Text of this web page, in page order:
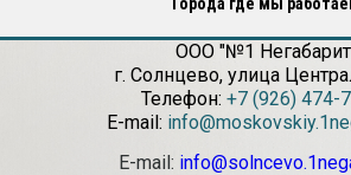
ООО "№1
г. Солнцево, улица
Телефон: +7 (926) 474-
E-mail:
E-mail: